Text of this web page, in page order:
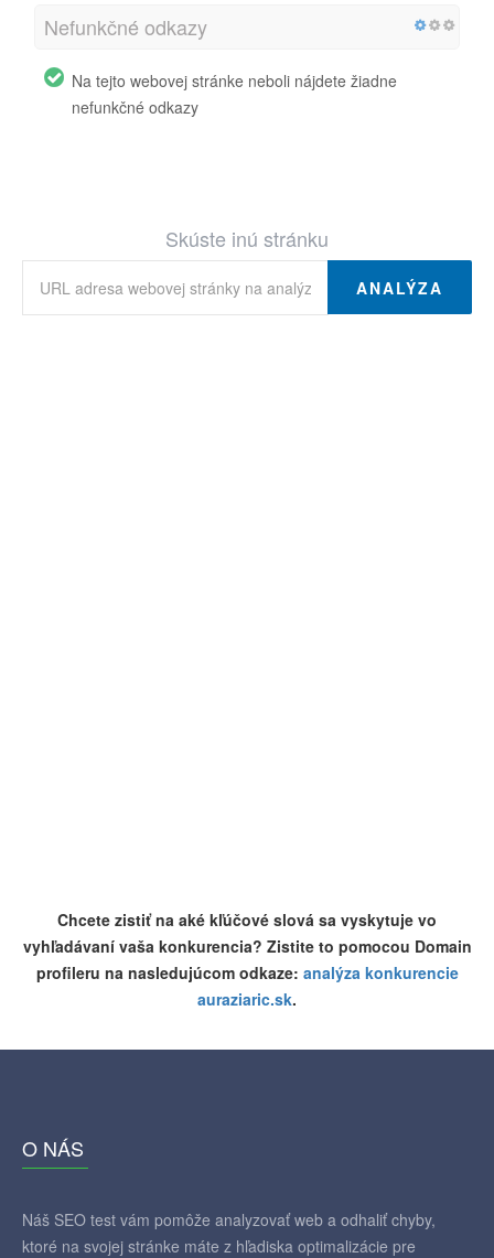
Nefunkčné odkazy
Na tejto webovej stránke neboli nájdete žiadne
nefunkčné odkazy
Skúste inú stránku
ANALÝZA
Chcete zistiť na aké kľúčové slová sa vyskytuje vo
vyhľadávaní vaša konkurencia? Zistite to pomocou Domain
profileru na nasledujúcom odkaze: analýza konkurencie
auraziaric.sk.
O NÁS
Náš SEO test vám pomôže analyzovať web a odhaliť chyby,
ktoré na svojej stránke máte z hľadiska optimalizácie pre